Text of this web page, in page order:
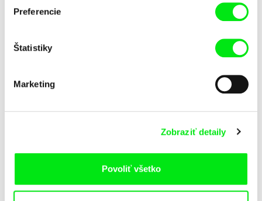
Preferencie
Štatistiky
Marketing
Zobraziť detaily
Povoliť všetko
Marcipánová komédia